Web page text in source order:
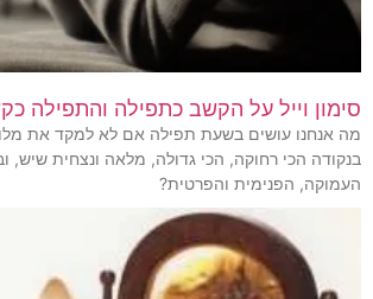
סימון וייל על הקשב כתפילה והתפילה
מה אנחנו עושים בשעת תפילה אם לא למקד את
בנקודה הכי רחוקה, הכי גדולה, מלאה ונצחית שיש,
העמוקה, הפנימית והפרטית?